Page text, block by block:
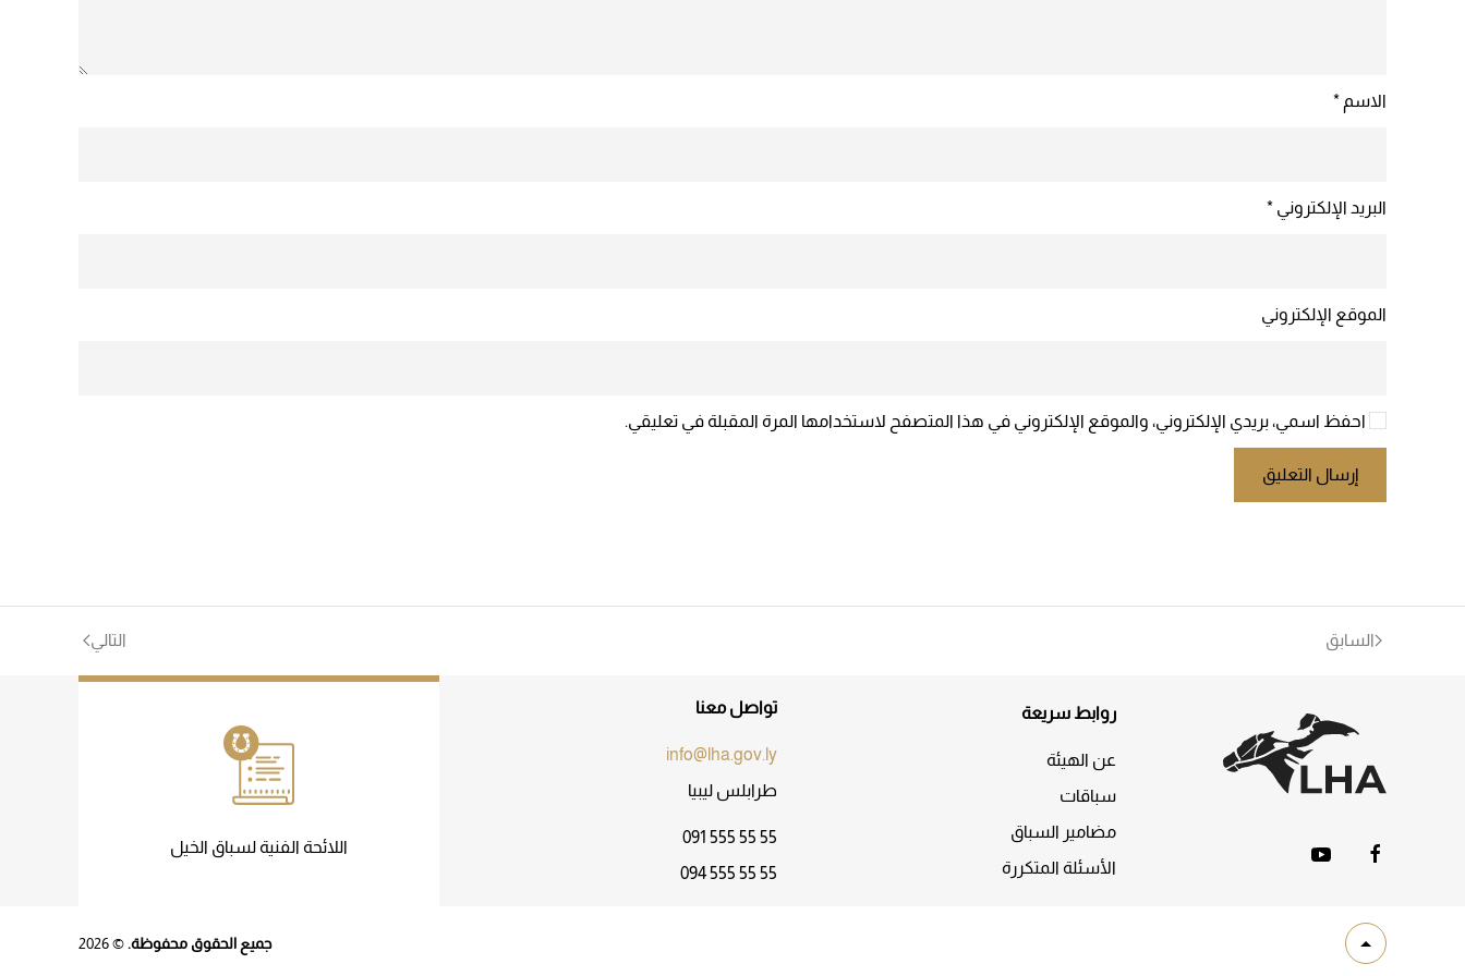
الاسم *
البريد الإلكتروني *
الموقع الإلكتروني
احفظ اسمي، بريدي الإلكتروني، والموقع الإلكتروني في هذا المتصفح لاستخدامها المرة المقبلة في تعليقي.
إرسال التعليق
السابق التالي
روابط سريعة
عن الهيئة
سباقات
مضامير السباق
الأسئلة المتكررة
تواصل معنا
info@lha.gov.ly
طرابلس ليبيا
091 555 55 55
094 555 55 55
اللائحة الفنية لسباق الخيل
جميع الحقوق محفوظة. ©
2026